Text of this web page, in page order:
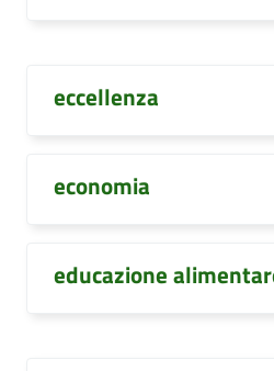
eccellenza
economia
educazione